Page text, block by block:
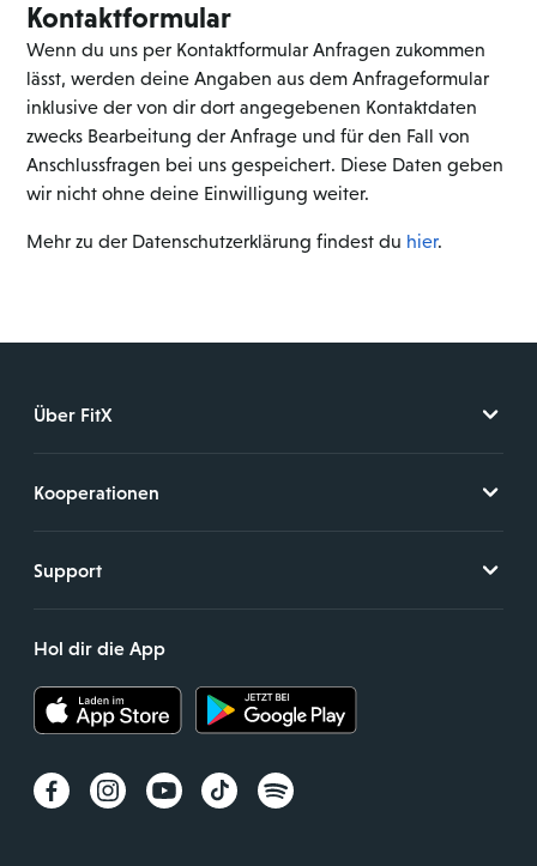
Kontaktformular
Wenn du uns per Kontaktformular Anfragen zukommen
lässt, werden deine Angaben aus dem Anfrageformular
inklusive der von dir dort angegebenen Kontaktdaten
zwecks Bearbeitung der Anfrage und für den Fall von
Anschlussfragen bei uns gespeichert. Diese Daten geben
wir nicht ohne deine Einwilligung weiter.
Mehr zu der Datenschutzerklärung findest du hier.
Über FitX
Kooperationen
Support
Hol dir die App